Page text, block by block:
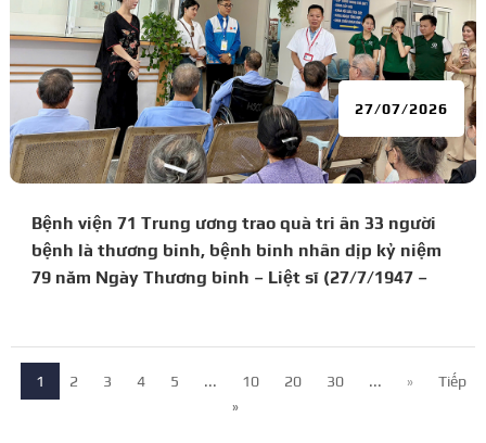
Bệnh viện 71 Trung ương trao quà tri ân 33 người
bệnh là thương binh, bệnh binh nhân dịp kỷ niệm
79 năm Ngày Thương binh – Liệt sĩ (27/7/1947 –
27/07/2026
1 2 3 4 5 ... 10 20 30 ... »
Tiếp
»